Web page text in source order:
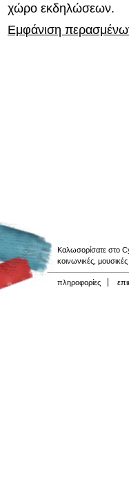
χώρο εκδηλώσεων.
Εμφάνιση
Καλωσορίσατε στο
κοινωνικές,
πληροφορίες